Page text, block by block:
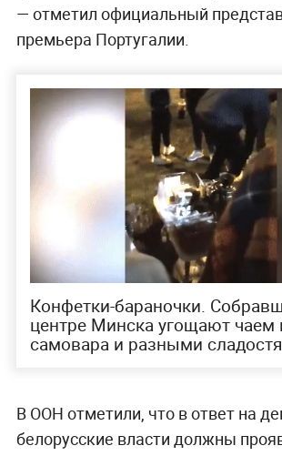
— отметил официальный
премьера Португалии.
Конфетки-бараночки.
центре Минска угощают чаем
самовара и разными
В ООН отметили, что в ответ на
белорусские власти должны